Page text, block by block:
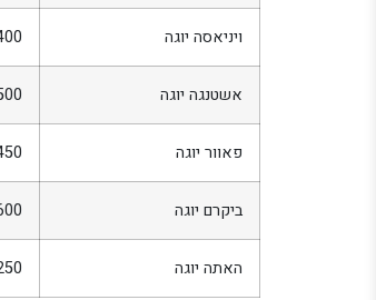
ויניאסה יוגה 200-
אשטנגה יוגה 300-
פאוור יוגה 250-
ביקרם יוגה 300-
האתה יוגה 150-